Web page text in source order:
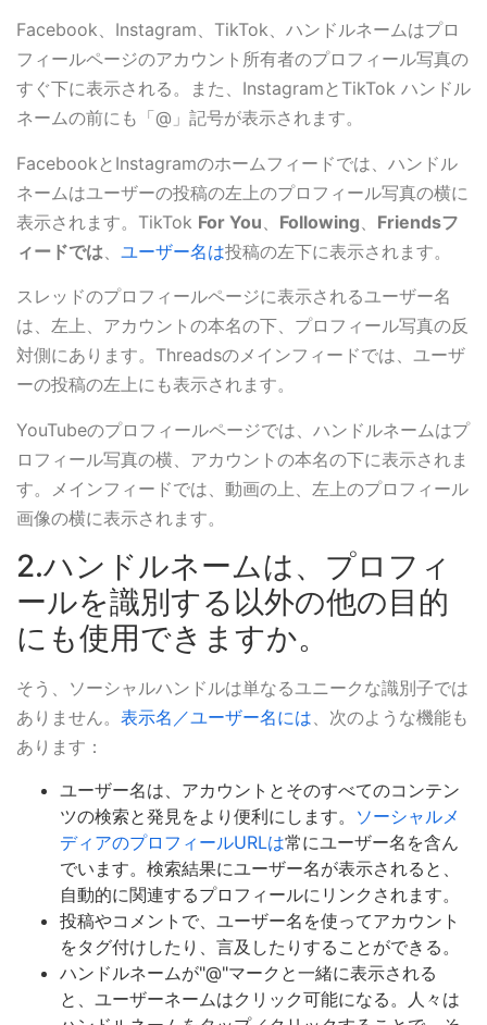
Facebook、Instagram、TikTok、ハンドルネームはプロ
フィールページのアカウント所有者のプロフィール写真の
すぐ下に表示される。また、InstagramとTikTok ハンドル
ネームの前にも「@」記号が表示されます。
FacebookとInstagramのホームフィードでは、ハンドル
ネームはユーザーの投稿の左上のプロフィール写真の横に
表示されます。TikTok For You Following
Friendsフ
ィードでは
ユーザー名は投稿の左下に表示されます。
スレッドのプロフィールページに表示されるユーザー名
は、左上、アカウントの本名の下、プロフィール写真の反
対側にあります。Threadsのメインフィードでは、ユーザ
ーの投稿の左上にも表示されます。
YouTubeのプロフィールページでは、ハンドルネームはプ
ロフィール写真の横、アカウントの本名の下に表示されま
す。メインフィードでは、動画の上、左上のプロフィール
画像の横に表示されます。
2.ハンドルネームは、プロフィ
ールを識別する以外の他の目的
にも使用できますか。
そう、ソーシャルハンドルは単なるユニークな識別子では
ありません。 表示名／ユーザー名には 、次のような機能も
あります：
ユーザー名は、アカウントとそのすべてのコンテン
ツの検索と発見をより便利にします。 ソーシャルメ
ディアのプロフィールURLは常にユーザー名を含ん
でいます。検索結果にユーザー名が表示されると、
自動的に関連するプロフィールにリンクされます。
投稿やコメントで、ユーザー名を使ってアカウント
をタグ付けしたり、言及したりすることができる。
ハンドルネームが"@"マークと一緒に表示される
と、ユーザーネームはクリック可能になる。人々は